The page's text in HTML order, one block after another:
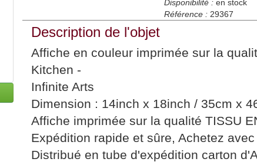
Disponibilité : en stock
Référence : 29367
Description de l'objet
Affiche en couleur imprimée sur la
Kitchen -
Infinite Arts
Dimension : 14inch x 18inch / 35cm x
Affiche imprimée sur la qualité TISSU
Expédition rapide et sûre, Achetez
Distribué en tube d'expédition carton